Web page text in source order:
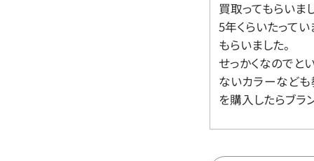
買取ってもらいま
5年くらいたって
もらいました。
せっかくなのでと
ないカラーなども
を購入したらブラ